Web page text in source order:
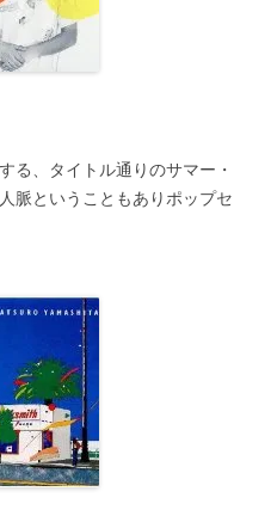
る、タイトル通りのサマー・
脈ということもありポップセ